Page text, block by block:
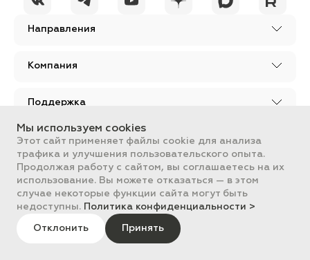
Направления
Компания
Поддержка
Вся информация, размещенная на сайте, носит ознакомительный
характер и не является публичной офертой, определяемой
@portkkmru
Здесь мы делимся
новостями, лайфхаками
и познавательным
контентом из мира
бизнеса
Мы используем cookies
Этот сайт применяет файлы cookie для анализа
трафика и улучшения пользовательского опыта.
Продолжая работу с сайтом, вы соглашаетесь на их
использование. Вы можете отказаться — в этом
случае некоторые функции сайта могут быть
недоступны. Политика конфиденциальности >
Отклонить Принять